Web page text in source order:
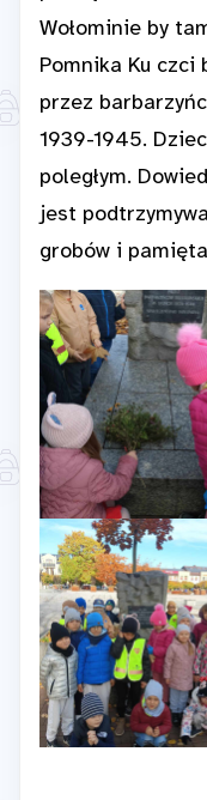
Wołominie by
Pomnika Ku czci
przez
1939-1945.
poległym.
jest
grobów i